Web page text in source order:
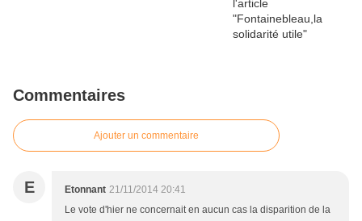
Commentaires
Ajouter un commentaire
E Etonnant 21/11/2014 20:41
Le vote d'hier ne concernait en aucun cas la disparition de la